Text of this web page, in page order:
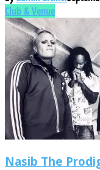
Club & Venue
Nasib The